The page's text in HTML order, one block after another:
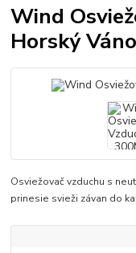
Wind
Horský
Osviežovač vzduchu s
prinesie svieži závan do